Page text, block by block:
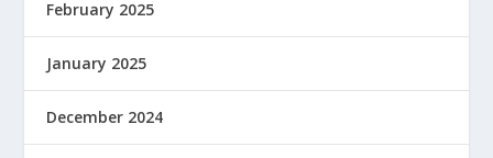
February 2025
January 2025
December 2024